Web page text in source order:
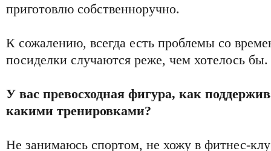
приготовлю собственноручно.
К сожалению, всегда есть проблемы со
посиделки случаются реже, чем хотелось бы.
У вас превосходная фигура, как
какими тренировками?
Не занимаюсь спортом, не хожу в фитнес-